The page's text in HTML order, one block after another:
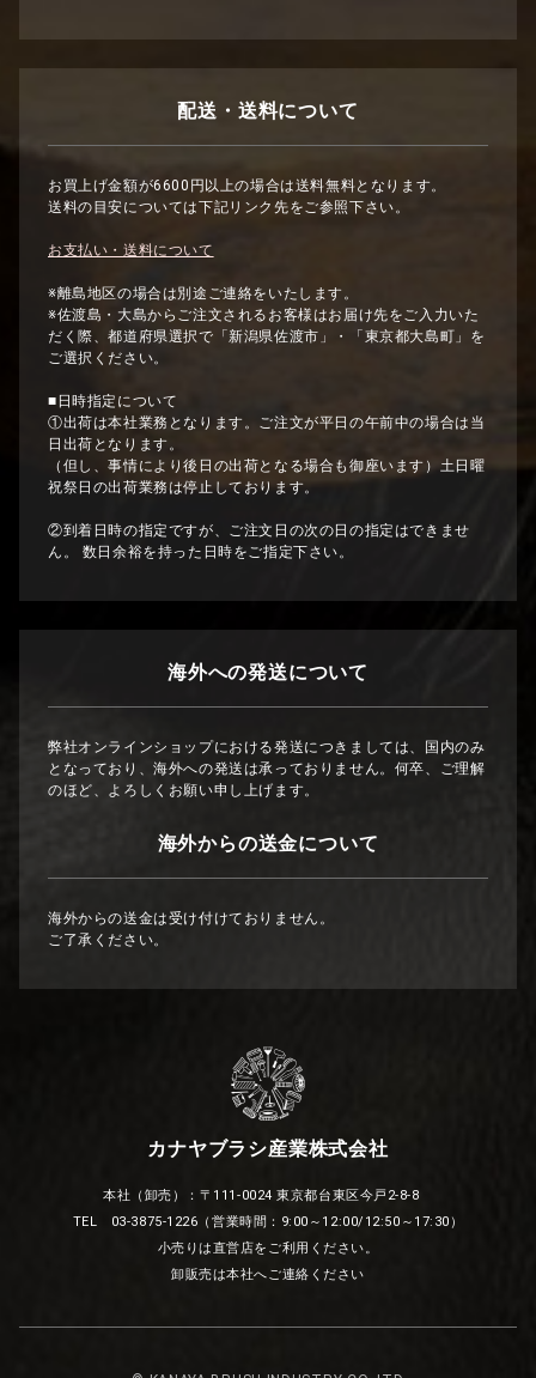
配送・送料について
お買上げ金額が6600円以上の場合は送料無料となります。
送料の目安については下記リンク先をご参照下さい。
お支払い・送料について
※離島地区の場合は別途ご連絡をいたします。
※佐渡島・大島からご注文されるお客様はお届け先をご入力いた
だく際、都道府県選択で「新潟県佐渡市」・「東京都大島町」を
ご選択ください。
■日時指定について
①出荷は本社業務となります。ご注文が平日の午前中の場合は当
日出荷となります。
（但し、事情により後日の出荷となる場合も御座います）土日曜
祝祭日の出荷業務は停止しております。
②到着日時の指定ですが、ご注文日の次の日の指定はできませ
ん。 数日余裕を持った日時をご指定下さい。
海外への発送について
弊社オンラインショップにおける発送につきましては、国内のみ
となっており、海外への発送は承っておりません。何卒、ご理解
のほど、よろしくお願い申し上げます。
海外からの送金について
海外からの送金は受け付けておりません。
ご了承ください。
カナヤブラシ産業株式会社
本社（卸売）：〒111-0024 東京都台東区今戸2-8-8
TEL 03-3875-1226（営業時間：9:00～12:00/12:50～17:30）
小売りは直営店をご利用ください。
卸販売は本社へご連絡ください